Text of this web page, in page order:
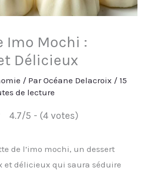
Imo Mochi :
Délicieux
/ ParOcéane Delacroix / 15
de lecture
4.7/5 - (4 votes)
de l’imo mochi, un dessert
et délicieux qui saura séduire